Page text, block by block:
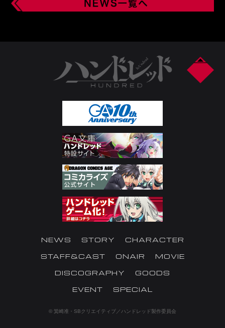
NEWS STORY
CHARACTER
STAFF&CAST
ONAIR
MOVIE
DISCOGRAPHY
GOODS
EVENT
SPECIAL
© 箕崎准・SBクリエイティブ／ハンドレッド製作委員会